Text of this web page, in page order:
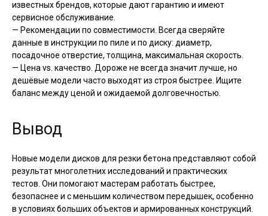
известных брендов, которые дают гарантию и имеют
сервисное обслуживание.
— Рекомендации по совместимости. Всегда сверяйте
данные в инструкции по пиле и по диску: диаметр,
посадочное отверстие, толщина, максимальная скорость.
— Цена vs. качество. Дороже не всегда значит лучше, но
дешёвые модели часто выходят из строя быстрее. Ищите
баланс между ценой и ожидаемой долговечностью.
Вывод
Новые модели дисков для резки бетона представляют собой
результат многолетних исследований и практических
тестов. Они помогают мастерам работать быстрее,
безопаснее и с меньшим количеством передышек, особенно
в условиях больших объектов и армированных конструкций.